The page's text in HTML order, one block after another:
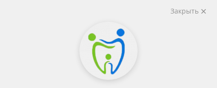
Закрыть